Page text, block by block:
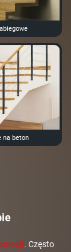
na beton
. Często